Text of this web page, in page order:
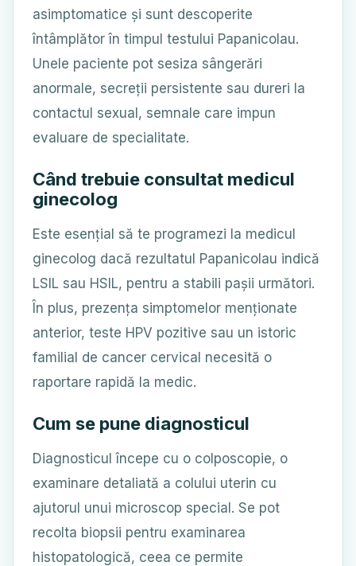
asimptomatice și sunt descoperite
întâmplător în timpul testului Papanicolau.
Unele paciente pot sesiza sângerări
anormale, secreții persistente sau dureri la
contactul sexual, semnale care impun
evaluare de specialitate.
Când trebuie consultat medicul
ginecolog
Este esențial să te programezi la medicul
ginecolog dacă rezultatul Papanicolau indică
LSIL sau HSIL, pentru a stabili pașii următori.
În plus, prezența simptomelor menționate
anterior, teste HPV pozitive sau un istoric
familial de cancer cervical necesită o
raportare rapidă la medic.
Cum se pune diagnosticul
Diagnosticul începe cu o colposcopie, o
examinare detaliată a colului uterin cu
ajutorul unui microscop special. Se pot
recolta biopsii pentru examinarea
histopatologică, ceea ce permite